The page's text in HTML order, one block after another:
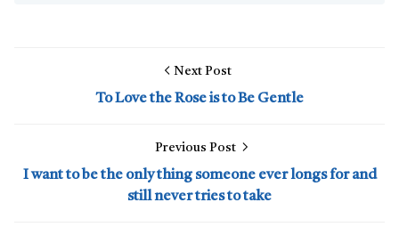
Next Post
To Love the Rose is to Be Gentle
Previous Post
I want to be the only thing someone ever longs for and
still never tries to take